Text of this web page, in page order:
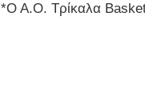
*Ο Α.Ο. Τρίκαλα